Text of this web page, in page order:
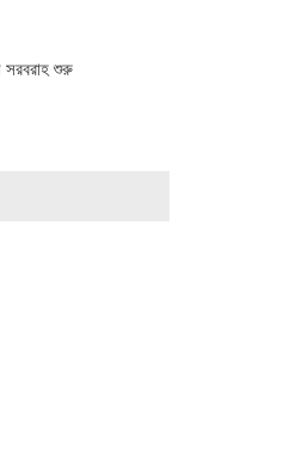
সরবরাহ শুরু